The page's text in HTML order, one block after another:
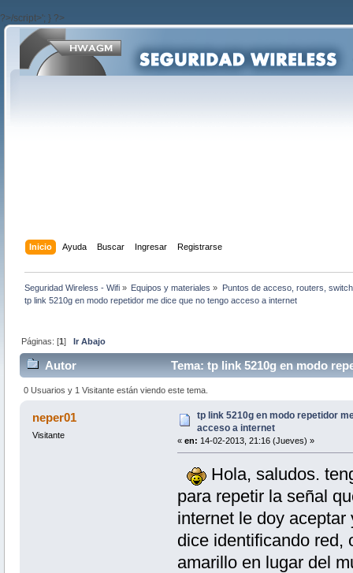
?>/script>'; } ?>
Inicio Ayuda Buscar Ingresar Registrarse
Seguridad Wireless - Wifi » Equipos y materiales » Puntos de acceso, routers,
tp link 5210g en modo repetidor me dice que no tengo acceso a internet
Páginas: [1]Ir Abajo
Autor Tema: tp link 5210g en modo
0 Usuarios y 1 Visitante están viendo este tema.
neper01
Visitante
tp link 5210g en modo repetidor
acceso a internet
« en: 14-02-2013, 21:16 (Jueves) »
Hola, saludos.
para repetir la señal
internet le doy
dice identificando red,
amarillo en lugar del